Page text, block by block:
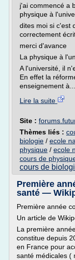
j'ai commencé a
physique à
dites moi si c'est
correctement
merci d'avance
La physique à
A l'université, il
En effet la
enseignement à...
Lire la suite
Site :
Thèmes liés :
biologie / ecole
physique / ecole
cours de
cours de
Première
santé —
Première année
Un article de
La première
constitue depuis
en France pour
santé médicales (